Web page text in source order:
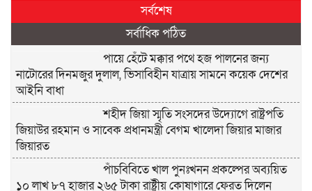
সর্বশেষ
সর্বাধিক পঠিত
পায়ে হেঁটে মক্কার পথে হজ পালনের জন্য
নাটোরের দিনমজুর দুলাল, ভিসাবিহীন যাত্রায় সামনে কয়েক দেশের
আইনি বাধা
শহীদ জিয়া স্মৃতি সংসদের উদ্যোগে রাষ্ট্রপতি
জিয়াউর রহমান ও সাবেক প্রধানমন্ত্রী বেগম খালেদা জিয়ার মাজার
জিয়ারত
পাঁচবিবিতে খাল পুনঃখনন প্রকল্পের অব্যয়িত
১০ লাখ ৮৭ হাজার ২৬৫ টাকা রাষ্ট্রীয় কোষাগারে ফেরত দিলেন